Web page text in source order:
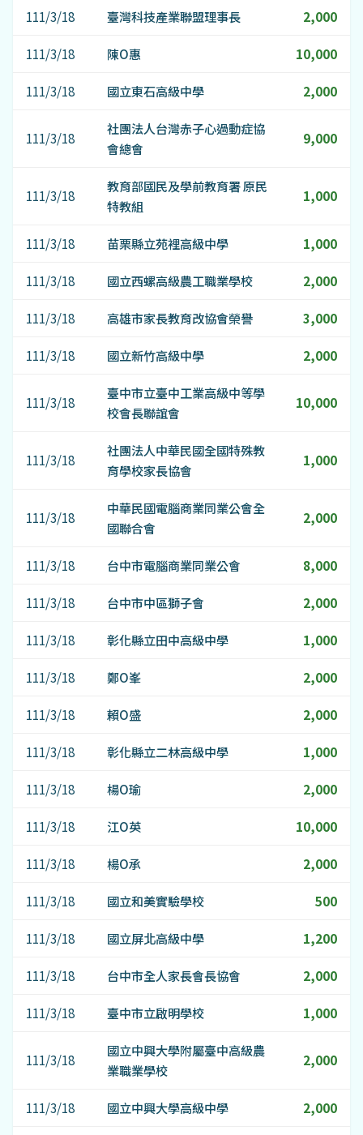
111/3/18 臺灣科技產業聯盟理事長 2,000
111/3/18 陳O惠 10,000
111/3/18 國立東石高級中學 2,000
111/3/18
社團法人台灣赤子心過動症協
會總會
9,000
111/3/18
教育部國民及學前教育署 原民
特教組
1,000
111/3/18 苗栗縣立苑裡高級中學 1,000
111/3/18 國立西螺高級農工職業學校 2,000
111/3/18 高雄市家長教育改協會榮譽 3,000
111/3/18 國立新竹高級中學 2,000
111/3/18
臺中市立臺中工業高級中等學
校會長聯誼會
10,000
111/3/18
社團法人中華民國全國特殊教
育學校家長協會
1,000
111/3/18
中華民國電腦商業同業公會全
國聯合會
2,000
111/3/18 台中市電腦商業同業公會 8,000
111/3/18 台中市中區獅子會 2,000
111/3/18 彰化縣立田中高級中學 1,000
111/3/18 鄭O峯 2,000
111/3/18 賴O盛 2,000
111/3/18 彰化縣立二林高級中學 1,000
111/3/18 楊O瑜 2,000
111/3/18 江O英 10,000
111/3/18 楊O承 2,000
111/3/18 國立和美實驗學校 500
111/3/18 國立屏北高級中學 1,200
111/3/18 台中市全人家長會長協會 2,000
111/3/18 臺中市立啟明學校 1,000
111/3/18
國立中興大學附屬臺中高級農
業職業學校
2,000
111/3/18 國立中興大學高級中學 2,000